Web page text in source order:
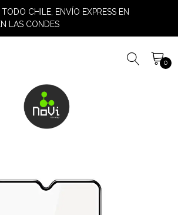
CHILE, ENVÍO EXPRESS EN
LAS CONDES
0